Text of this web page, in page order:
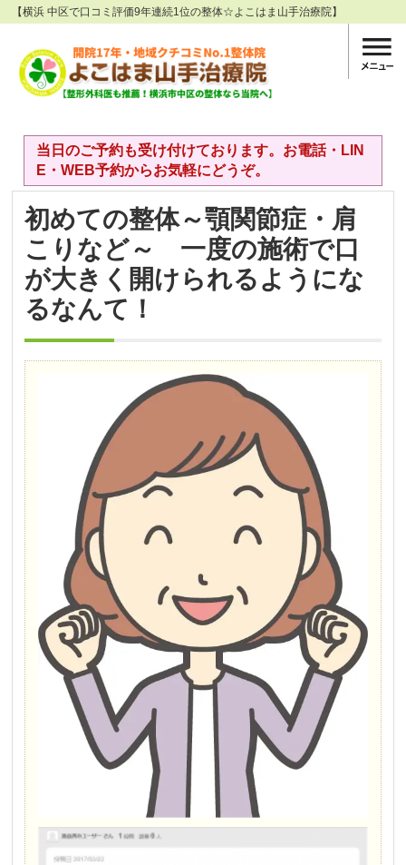
【横浜 中区で口コミ評価9年連続1位の整体☆よこはま山手治療院】
当日のご予約も受け付けております。お電話・LIN
E・WEB予約からお気軽にどうぞ。
初めての整体～顎関節症・肩
こりなど～ 一度の施術で口
が大きく開けられるようにな
るなんて！